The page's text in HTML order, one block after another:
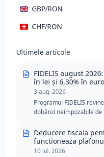
GBP/RON
CHF/RON
Ultimele articole
FIDELIS august
în lei și 6,30% în euro
3 aug. 2026
Programul FIDELIS
dobânzi neimpozabile de
donatorii de sânge, cu
Deducere fiscala
functioneaza
10 iul. 2026